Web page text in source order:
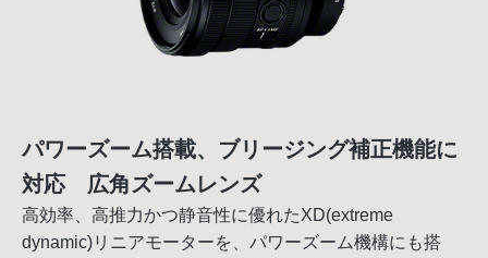
パワーズーム搭載、ブリージング補正機能に
対応 広角ズームレンズ
高効率、高推力かつ静音性に優れたXD(extreme
dynamic)リニアモーターを、パワーズーム機構にも搭